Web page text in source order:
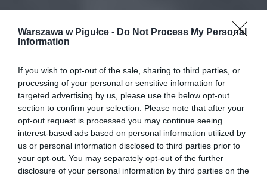
Warszawa w Pigułce - Do Not Process My Personal
Information
If you wish to opt-out of the sale, sharing to third parties, or
processing of your personal or sensitive information for
targeted advertising by us, please use the below opt-out
section to confirm your selection. Please note that after your
opt-out request is processed you may continue seeing
interest-based ads based on personal information utilized by
us or personal information disclosed to third parties prior to
your opt-out. You may separately opt-out of the further
disclosure of your personal information by third parties on the